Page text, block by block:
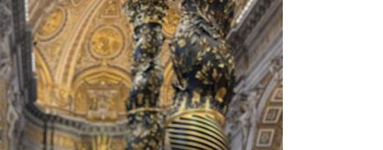
IGREJA
CONTACTOS